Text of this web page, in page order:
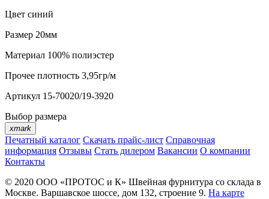
Цвет синий
Размер 20мм
Материал 100% полиэстер
Прочее плотность 3,95гр/м
Артикул 15-70020/19-3920
Выбор размера
xmark
Печатный каталог Скачать прайс-лист Справочная
информация Отзывы Стать дилером Вакансии О компании
Контакты
© 2020 ООО «ПРОТОС и К» Швейная фурнитура со склада в
Москве. Варшавское шоссе, дом 132, строение 9. На карте